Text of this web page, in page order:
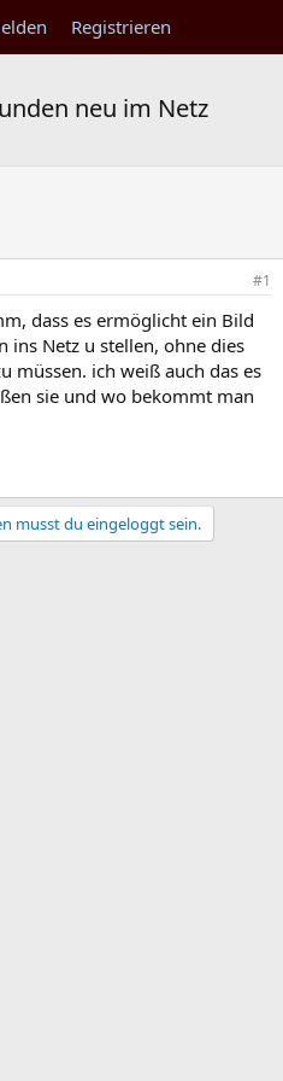
Registrieren
neu im Netz
#1
dass es ermöglicht ein Bild
ins Netz u stellen, ohne dies
müssen. ich weiß auch das es
sie und wo bekommt man
musst du eingeloggt sein.